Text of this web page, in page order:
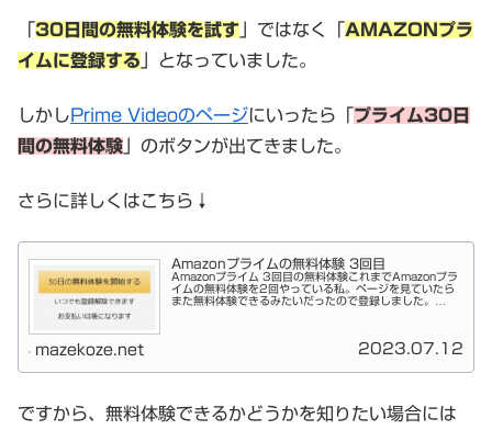
「30日間の無料体験を試す 」ではなく「AMAZONプラ
イムに登録する 」となっていました。
しかしPrime Videoのページにいったら「 プライム30日
間の無料体験 」のボタンが出てきました。
さらに詳しくはこちら↓
Amazonプライムの無料体験 3回目
Amazonプライム 3回目の無料体験これまでAmazonプラ
イムの無料体験を2回やっている私。ページを見ていたら
また無料体験できるみたいだったので登録しました。
mazekoze.net 2023.07.12
ですから、無料体験できるかどうかを知りたい場合には